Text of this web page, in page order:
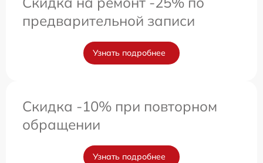
предварительной записи
Узнать подробнее
Скидка -10% при повторном
обращении
Узнать подробнее